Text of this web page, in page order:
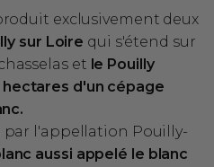
exclusivement deux
sur Loire qui s'étend sur
et le Pouilly
hectares d'un cépage
par l'appellation Pouilly-
aussi appelé le blanc